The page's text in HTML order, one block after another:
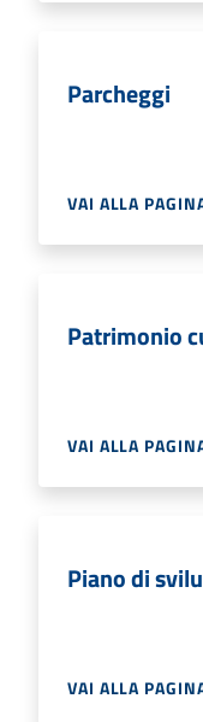
Parcheggi
VAI ALLA
Patrimonio
VAI ALLA
Piano di
VAI ALLA